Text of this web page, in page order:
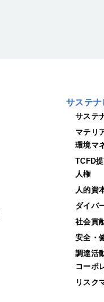
サステナ
サステ
マテリ
環境マ
TCFD
人権
人的資
ダイバ
社会貢
安全・
調達活
コーポ
リスク